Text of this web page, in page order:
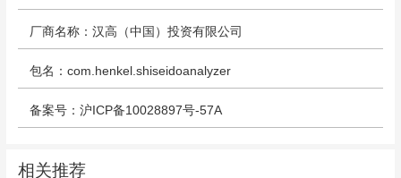
厂商名称：汉高（中国）投资有限公司
包名：com.henkel.shiseidoanalyzer
备案号：沪ICP备10028897号-57A
相关推荐